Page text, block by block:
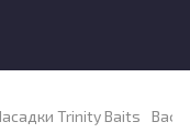
Trinity Baits